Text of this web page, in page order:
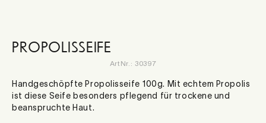
PROPOLISSEIFE
ArtNr.: 30397
Handgeschöpfte Propolisseife 100g. Mit echtem Propolis
ist diese Seife besonders pflegend für trockene und
beanspruchte Haut.